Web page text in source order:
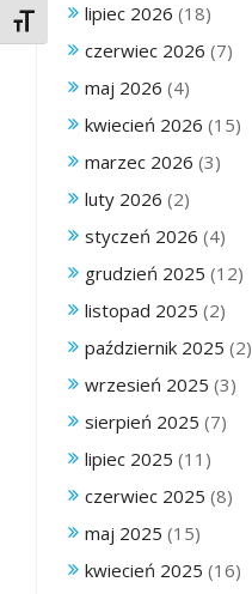
Toggle Font size
lipiec 2026 (18)
czerwiec 2026 (7)
maj 2026 (4)
kwiecień 2026 (15)
marzec 2026 (3)
luty 2026 (2)
styczeń 2026 (4)
grudzień 2025 (12)
listopad 2025 (2)
październik 2025 (2)
wrzesień 2025 (3)
sierpień 2025 (7)
lipiec 2025 (11)
czerwiec 2025 (8)
maj 2025 (15)
kwiecień 2025 (16)